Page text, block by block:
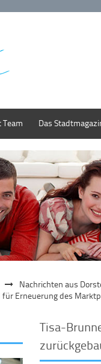
Team Das
Nachrichten aus
Erneuerung des
Tisa-